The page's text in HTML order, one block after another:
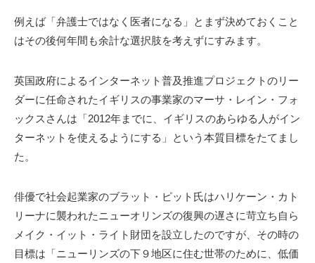
例えば「弁護士ではなく医者になる」とまず決めておくこと
はその後何年間も余計な選択肢を考えずにすみます。
英国政府によるインターネット普及推進プロジェクトのリー
ダーに任命されたイギリスの事業家のマーサ・レイン・フォ
ックスさんは「2012年までに、イギリスのあらゆる人がイン
ターネットを使えるようにする」という本質目標をたてまし
た。
俳優で社会起業家のブラット・ピット氏はハリケーン・カト
リーナに襲われたニューオリンズの復興の遅さに苛立ち自ら
メイク・イット・ライト財団を設立したのですが、その時の
目標は「ニューリンズの下９地区に住む世帯のために、低価